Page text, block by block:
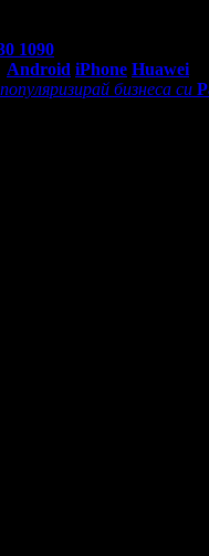
1090
Android iPhone Huawei
бизнеса си